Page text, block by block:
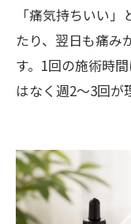
「痛気持ちいい
たり、翌日も痛み
す。1回の施術時
はなく週2〜3回が